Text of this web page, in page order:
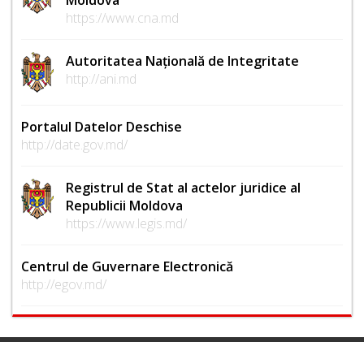
https://www.cna.md
Autoritatea Națională de Integritate
http://ani.md
Portalul Datelor Deschise
http://date.gov.md/
Registrul de Stat al actelor juridice al
Republicii Moldova
https://www.legis.md/
Centrul de Guvernare Electronică
http://egov.md/